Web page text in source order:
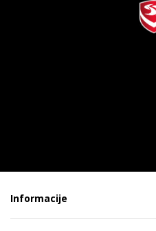
Informacije